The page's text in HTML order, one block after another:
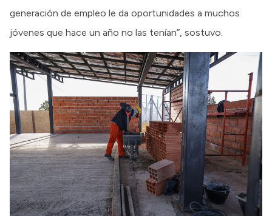
generación de empleo le da oportunidades a muchos
jóvenes que hace un año no las tenían”, sostuvo.